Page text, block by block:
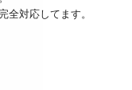
全対応してます。